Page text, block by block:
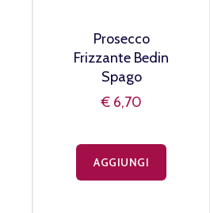
Prosecco
Frizzante Bedin
Spago
€ 6,70
AGGIUNGI